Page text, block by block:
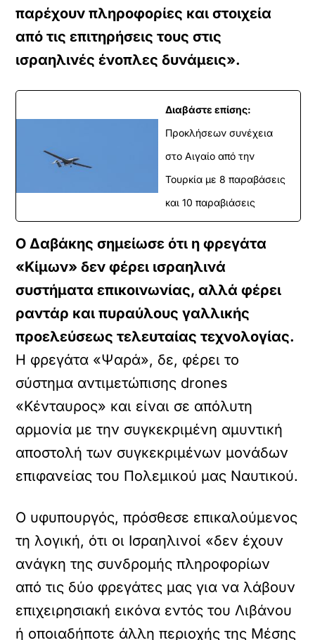
παρέχουν πληροφορίες και στοιχεία
από τις επιτηρήσεις τους στις
ισραηλινές ένοπλες δυνάμεις».
Διαβάστε επίσης:
Προκλήσεων συνέχεια
στο Αιγαίο από την
Τουρκία με 8 παραβάσεις
και 10 παραβιάσεις
Ο Δαβάκης σημείωσε ότι η φρεγάτα
«Κίμων» δεν φέρει ισραηλινά
συστήματα επικοινωνίας, αλλά φέρει
ραντάρ και πυραύλους γαλλικής
προελεύσεως τελευταίας τεχνολογίας.
Η φρεγάτα «Ψαρά», δε, φέρει το
σύστημα αντιμετώπισης drones
«Κένταυρος» και είναι σε απόλυτη
αρμονία με την συγκεκριμένη αμυντική
αποστολή των συγκεκριμένων μονάδων
επιφανείας του Πολεμικού μας Ναυτικού.
Ο υφυπουργός, πρόσθεσε επικαλούμενος
τη λογική, ότι οι Ισραηλινοί «δεν έχουν
ανάγκη της συνδρομής πληροφορίων
από τις δύο φρεγάτες μας για να λάβουν
επιχειρησιακή εικόνα εντός του Λιβάνου
ή οποιαδήποτε άλλη περιοχής της Μέσης